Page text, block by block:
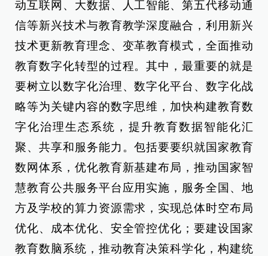
动互联网、大数据、人工智能、第五代移动通
信等新兴技术与教育教学深度融合，利用新兴
技术更新教育理念、变革教育模式，全面推动
教育数字化转型的过程。其中，最重要的就是
要树立以数字化治理、数字化平台、数字化战
略等为关键内容的数字思维，加快构建教育数
字化治理生态系统，提升教育数据智能化汇
聚、共享和服务能力。包括要要织就国家教育
数网体系，优化教育新基建布局，推动国家智
慧教育公共服务平台应用实施，服务全国、地
方及学校的算力资源需求，实现总体时空布局
优化、成本优化、安全管控优化；要建设国家
教育数脑系统，推动教育决策科学化，构建统